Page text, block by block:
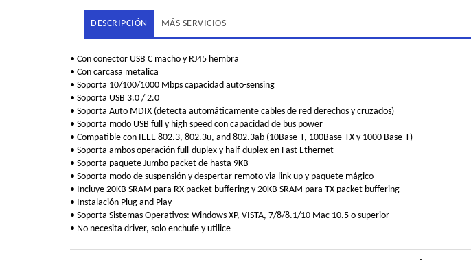
DESCRIPCIÓN MÁS SERVICIOS
• Con conector USB C macho y RJ45 hembra
• Con carcasa metalica
• Soporta 10/100/1000 Mbps capacidad auto-sensing
• Soporta USB 3.0 / 2.0
• Soporta Auto MDIX (detecta automáticamente cables de red derechos y cruzados)
• Soporta modo USB full y high speed con capacidad de bus power
• Compatible con IEEE 802.3, 802.3u, and 802.3ab (10Base-T, 100Base-TX y 1000 Base-T)
• Soporta ambos operación full-duplex y half-duplex en Fast Ethernet
• Soporta paquete Jumbo packet de hasta 9KB
• Soporta modo de suspensión y despertar remoto via link-up y paquete mágico
• Incluye 20KB SRAM para RX packet buffering y 20KB SRAM para TX packet buffering
• Instalación Plug and Play
• Soporta Sistemas Operativos: Windows XP, VISTA, 7/8/8.1/10 Mac 10.5 o superior
• No necesita driver, solo enchufe y utilice